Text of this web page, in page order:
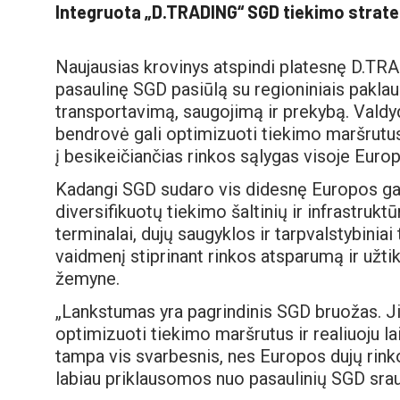
Integruota „D.TRADING“ SGD tiekimo
Naujausias krovinys atspindi platesnę
pasaulinę SGD pasiūlą su regioniniais
transportavimą, saugojimą ir prekybą.
bendrovė gali optimizuoti tiekimo
į besikeičiančias rinkos sąlygas visoje
Kadangi SGD sudaro vis didesnę Europos
diversifikuotų tiekimo šaltinių ir
terminalai, dujų saugyklos ir
vaidmenį stiprinant rinkos atsparumą ir
žemyne.
„Lankstumas yra pagrindinis SGD
optimizuoti tiekimo maršrutus ir realiuoju
tampa vis svarbesnis, nes Europos dujų
labiau priklausomos nuo pasaulinių SGD